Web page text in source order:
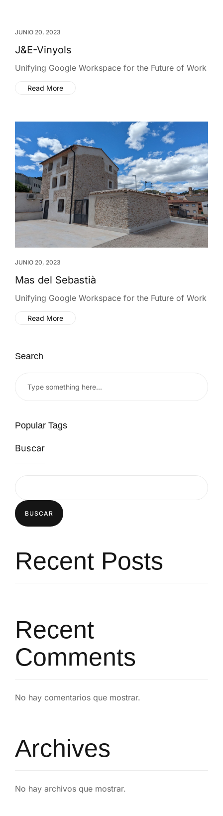
JUNIO 20, 2023
J&E-Vinyols
Unifying Google Workspace for the Future of Work
Read More
JUNIO 20, 2023
Mas del Sebastià
Unifying Google Workspace for the Future of Work
Read More
Search
Popular Tags
Buscar
BUSCAR
Recent Posts
Recent
Comments
No hay comentarios que mostrar.
Archives
No hay archivos que mostrar.